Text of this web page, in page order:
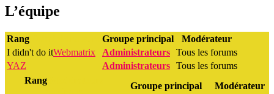
L’équipe
Rang Groupe principal
Modérateur
I didn't do itWebmatrix Administrateurs Tous les forums
YAZ
Administrateurs Tous les forums
Rang
Groupe principal Modérateur